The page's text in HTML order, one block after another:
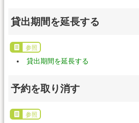
貸出期間を延長する
参照
貸出期間を延長する
予約を取り消す
参照